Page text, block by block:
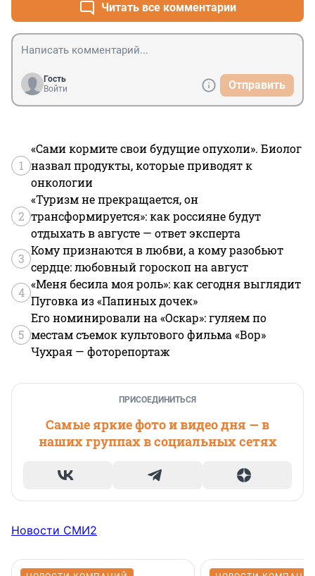
Читать все комментарии
Гость
Войти
Отправить
1
«Сами кормите свои будущие опухоли». Биолог
назвал продукты, которые приводят к
онкологии
2
«Туризм не прекращается, он
трансформируется»: как россияне будут
отдыхать в августе — ответ эксперта
3
Кому признаются в любви, а кому разобьют
сердце: любовный гороскоп на август
4
«Меня бесила моя роль»: как сегодня выглядит
Пуговка из «Папиных дочек»
5
Его номинировали на «Оскар»: гуляем по
местам съемок культового фильма «Вор»
Чухрая — фоторепортаж
ПРИСОЕДИНИТЬСЯ
Самые яркие фото и видео дня — в
наших группах в социальных сетях
Новости СМИ2